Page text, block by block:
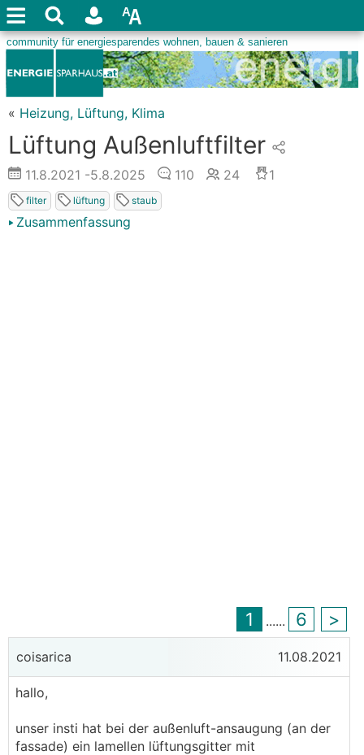
« Heizung, Lüftung, Klima
Lüftung Außenluftfilter
11.8.2021 -5.8.2025 110 24 1
filter lüftung staub
Zusammenfassung
1 ...... 6 >
coisarica 11.08.2021
hallo,
unser insti hat bei der außenluft-ansaugung (an der
fassade) ein lamellen lüftungsgitter mit